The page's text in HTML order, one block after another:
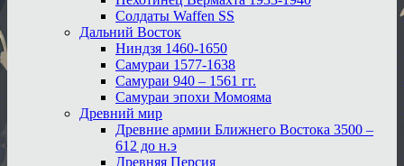
Солдаты Waffen SS
Дальний Восток
Ниндзя 1460-1650
Самураи 1577-1638
Самураи 940 – 1561 гг.
Самураи эпохи Момояма
Древний мир
Древние армии Ближнего Востока 3500 –
612 до н.э
Древняя Персия